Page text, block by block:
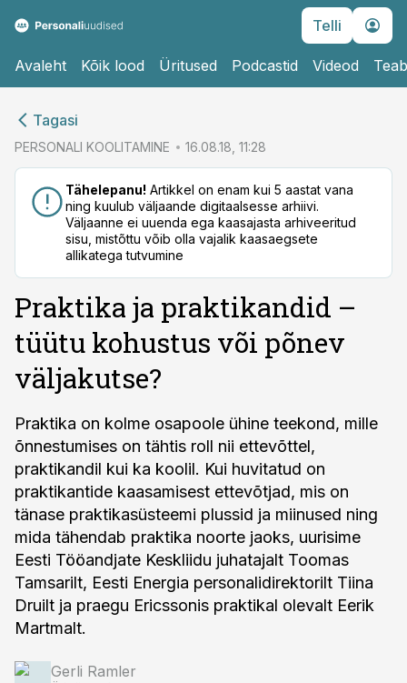
Telli
Avaleht Kõik lood Üritused Podcastid Videod
Tagasi
PERSONALI KOOLITAMINE 16.08.18, 11:28
Tähelepanu! Artikkel on enam kui 5 aastat vana
ning kuulub väljaande digitaalsesse arhiivi.
Väljaanne ei uuenda ega kaasajasta arhiveeritud
sisu, mistõttu võib olla vajalik kaasaegsete
allikatega tutvumine
Praktika ja praktikandid –
tüütu kohustus või põnev
väljakutse?
Praktika on kolme osapoole ühine teekond, mille
õnnestumises on tähtis roll nii ettevõttel,
praktikandil kui ka koolil. Kui huvitatud on
praktikantide kaasamisest ettevõtjad, mis on
tänase praktikasüsteemi plussid ja miinused ning
mida tähendab praktika noorte jaoks, uurisime
Eesti Tööandjate Keskliidu juhatajalt Toomas
Tamsarilt, Eesti Energia personalidirektorilt Tiina
Druilt ja praegu Ericssonis praktikal olevalt Eerik
Martmalt.
Gerli Ramler